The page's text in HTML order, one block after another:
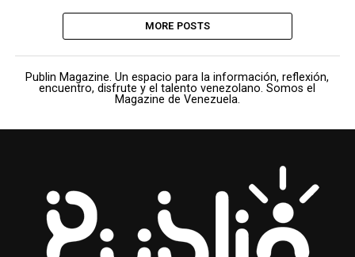
MORE POSTS
Publin Magazine. Un espacio para la información, reflexión,
encuentro, disfrute y el talento venezolano. Somos el
Magazine de Venezuela.